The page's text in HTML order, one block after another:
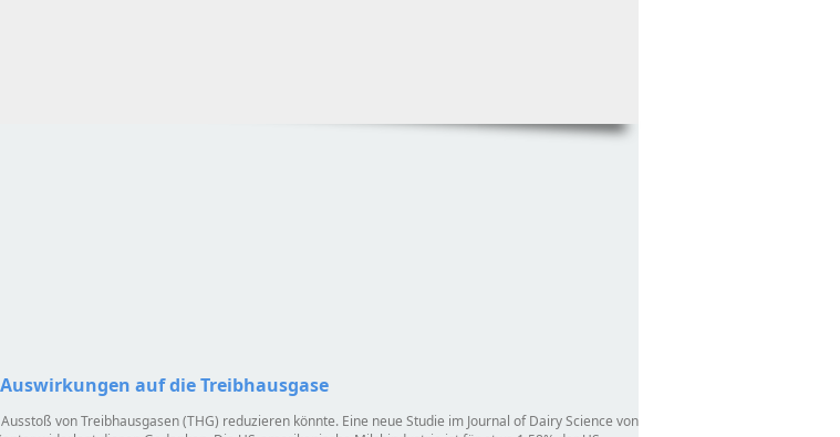
auf die Treibhausgase
von Treibhausgasen (THG) reduzieren könnte. Eine neue Studie im Journal of Dairy Science von